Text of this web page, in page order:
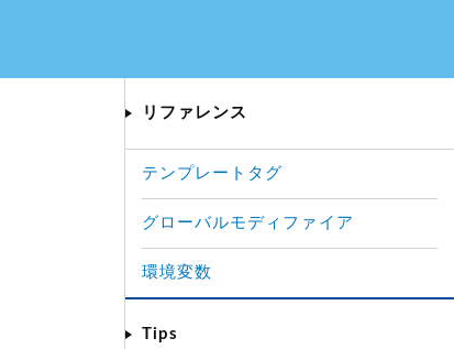
リファレンス
テンプレートタグ
グローバルモディファイア
環境変数
Tips